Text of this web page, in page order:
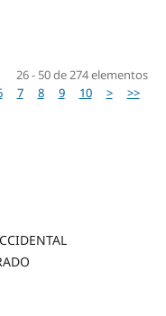
26 - 50 de 274 elementos
7 8 9 10 > >>